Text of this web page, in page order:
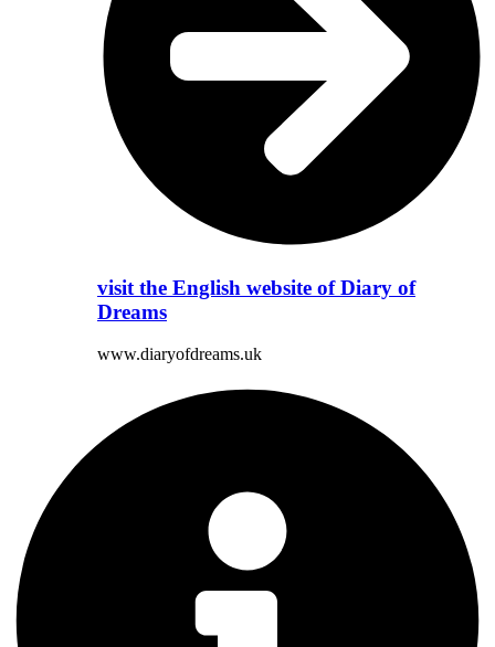
visit the English website of Diary of
Dreams
www.diaryofdreams.uk